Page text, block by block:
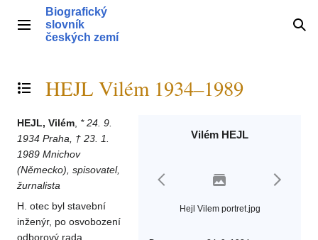
obsahHlavní menu
Biografický
slovník
českých zemí
Přepnout obsah
HEJL Vilém 1934–1989
Vilém HEJL
Hejl Vilem portret.jpg
HEJL, Vilém * 24. 9.
1934 Praha, † 23. 1.
1989 Mnichov
(Německo), spisovatel,
žurnalista
H. otec byl stavební
inženýr, po osvobození
odborový rada